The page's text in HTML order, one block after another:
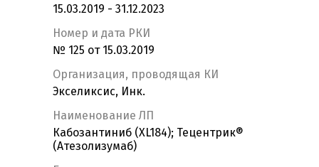
15.03.2019 - 31.12.2023
Номер и дата РКИ
№ 125 от 15.03.2019
Организация, проводящая КИ
Экселиксис, Инк.
Наименование ЛП
Кабозантиниб (XL184); Тецентрик®
(Атезолизумаб)